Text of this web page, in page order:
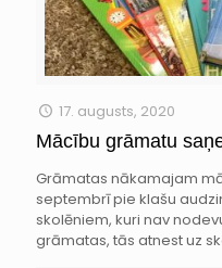
17. augusts, 2020
Mācību grāmatu
Grāmatas nākamajam
septembrī pie klašu
skolēniem, kuri nav
grāmatas, tās atnest uz